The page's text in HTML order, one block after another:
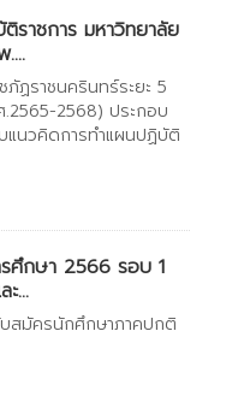
ราชการ มหาวิทยาลัย
ฏราชนครินทร์ระยะ 5
2568) ประกอบ
นวคิดการทำแผนปฏิบัติ
ศึกษา 2566 รอบ 1
...
สมัครนักศึกษาภาคปกติ